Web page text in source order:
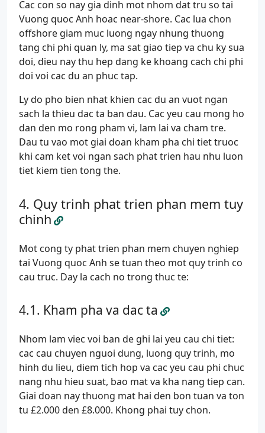
Cac con so nay gia dinh mot nhom dat tru so tai
Vuong quoc Anh hoac near-shore. Cac lua chon
offshore giam muc luong ngay nhung thuong
tang chi phi quan ly, ma sat giao tiep va chu ky sua
doi, dieu nay thu hep dang ke khoang cach chi phi
doi voi cac du an phuc tap.
Ly do pho bien nhat khien cac du an vuot ngan
sach la thieu dac ta ban dau. Cac yeu cau mong ho
dan den mo rong pham vi, lam lai va cham tre.
Dau tu vao mot giai doan kham pha chi tiet truoc
khi cam ket voi ngan sach phat trien hau nhu luon
tiet kiem tien tong the.
Quy trinh phat trien phan mem tuy
chinh
Mot cong ty phat trien phan mem chuyen nghiep
tai Vuong quoc Anh se tuan theo mot quy trinh co
cau truc. Day la cach no trong thuc te:
Kham pha va dac ta
Nhom lam viec voi ban de ghi lai yeu cau chi tiet:
cac cau chuyen nguoi dung, luong quy trinh, mo
hinh du lieu, diem tich hop va cac yeu cau phi chuc
nang nhu hieu suat, bao mat va kha nang tiep can.
Giai doan nay thuong mat hai den bon tuan va ton
tu £2.000 den £8.000. Khong phai tuy chon.